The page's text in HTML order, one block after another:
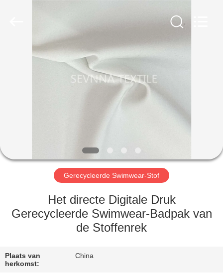
HUIS
PRODUCTEN
ONGEVEER
FABRIEKSREIS
Gerecycleerde Swimwear-Stof
Het directe Digitale Druk
Gerecycleerde Swimwear-Badpak van
de Stoffenrek
Plaats van
herkomst:
China